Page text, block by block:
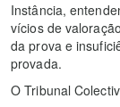
Instância,
vícios de
da prova e
provada.
O Tribunal